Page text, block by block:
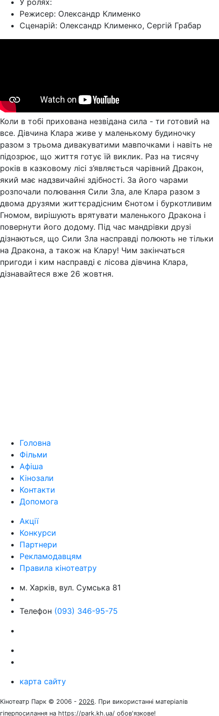
У ролях:
Режисер: Олександр Клименко
Cценарій: Олександр Клименко, Сергій Грабар
Коли в тобі прихована незвідана сила - ти готовий на
все. Дівчина Клара живе у маленькому будиночку
разом з трьома дивакуватими мавпочками і навіть не
підозрює, що життя готує їй виклик. Раз на тисячу
років в казковому лісі з’являється чарівний Дракон,
який має надзвичайні здібності. За його чарами
розпочали полювання Сили Зла, але Клара разом з
двома друзями життєрадісним Єнотом і буркотливим
Гномом, вирішують врятувати маленького Дракона і
повернути його додому. Під час мандрівки друзі
дізнаються, що Сили Зла насправді полюють не тільки
на Дракона, а також на Клару! Чим закінчаться
пригоди і ким насправді є лісова дівчина Клара,
дізнавайтеся вже 26 жовтня.
Головна
Фільми
Афіша
Кінозали
Контакти
Допомога
Акції
Конкурси
Партнери
Рекламодавцям
Правила кінотеатру
м. Харків, вул. Сумська 81
Телефон (093) 346-95-75
карта сайту
Кінотеатр Парк © 2006 - 2026. При використанні матеріалів
гіперпосилання на https://park.kh.ua/ обов'язкове!